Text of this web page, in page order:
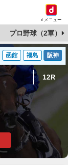
dメニュー
プロ野球（2軍）
函館 福島 阪神
12R